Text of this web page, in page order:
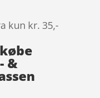
kun kr. 35,-
&